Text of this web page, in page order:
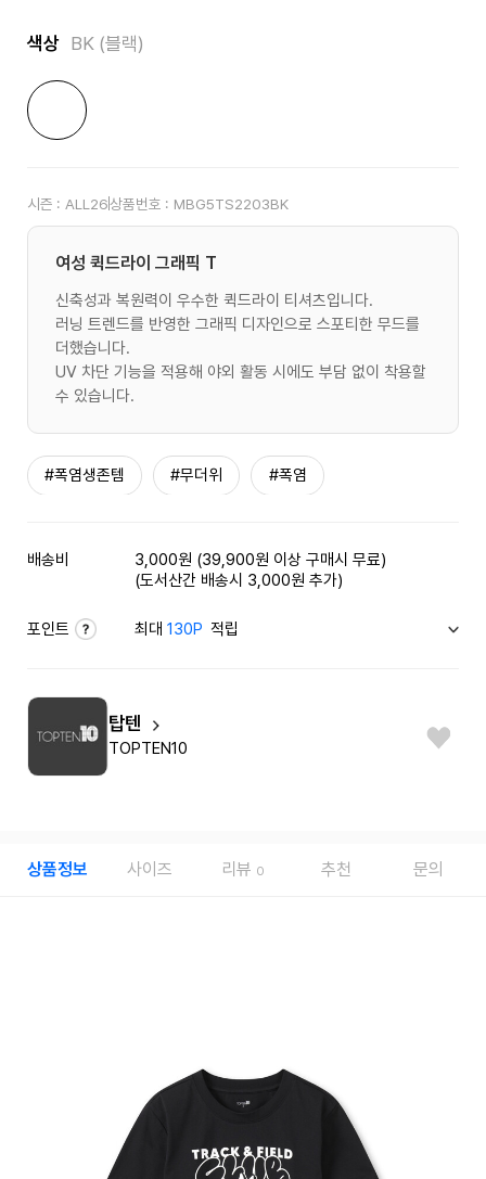
색상 BK (블랙)
시즌 : ALL26상품번호 : MBG5TS2203BK
여성 퀵드라이 그래픽 T
신축성과 복원력이 우수한 퀵드라이 티셔츠입니다.
러닝 트렌드를 반영한 그래픽 디자인으로 스포티한 무드를
더했습니다.
UV 차단 기능을 적용해 야외 활동 시에도 부담 없이 착용할
수 있습니다.
#폭염생존템 #무더위 #폭염
배송비
3,000원 (39,900원 이상 구매시 무료)
(도서산간 배송시 3,000원 추가)
포인트 최대130P 적립
탑텐
TOPTEN10
상품정보 사이즈 리뷰 0 추천 문의